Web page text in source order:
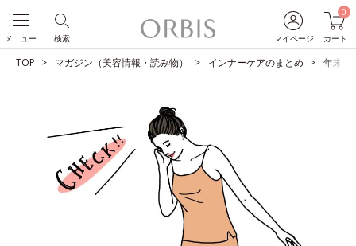
マイページ
0
カート
検索
メニュー
TOP マガジン（美容情報・読み物） インナーケアのまとめ 年末年